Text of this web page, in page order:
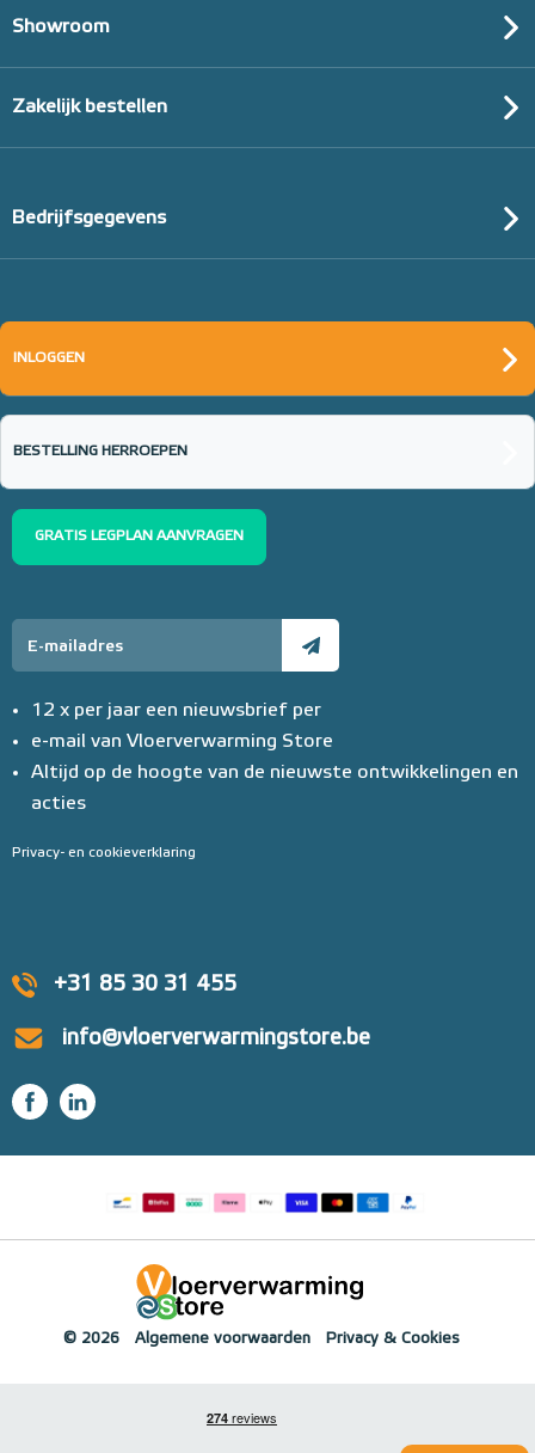
+31 85 30 31 455
info@vloerverwarmingstore.be
Showroom
Zakelijk bestellen
Bedrijfsgegevens
INLOGGEN
BESTELLING HERROEPEN
GRATIS LEGPLAN AANVRAGEN
12 x per jaar een nieuwsbrief per
e-mail van Vloerverwarming Store
Altijd op de hoogte van de nieuwste ontwikkelingen en
acties
Privacy- en cookieverklaring
© 2026 Algemene voorwaarden Privacy & Cookies